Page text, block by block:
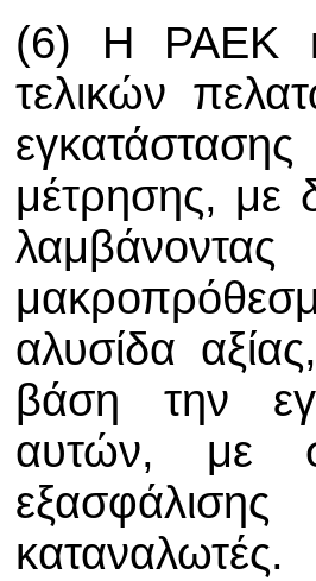
(6) Η ΡΑΕΚ
τελικών
μέτρησης, με
αλυσίδα
βάση την
αυτών, με
καταναλωτές.